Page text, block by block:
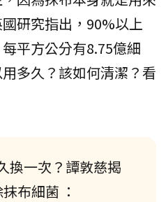
研究指出，90%以上
平方公分有8.75億細
多久？該如何清潔？看
換一次？譚敦慈揭
布細菌 ：